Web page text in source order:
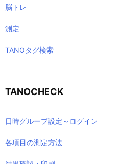
脳トレ
測定
TANOタグ検索
TANOCHECK
日時グループ設定～ログイン
各項目の測定方法